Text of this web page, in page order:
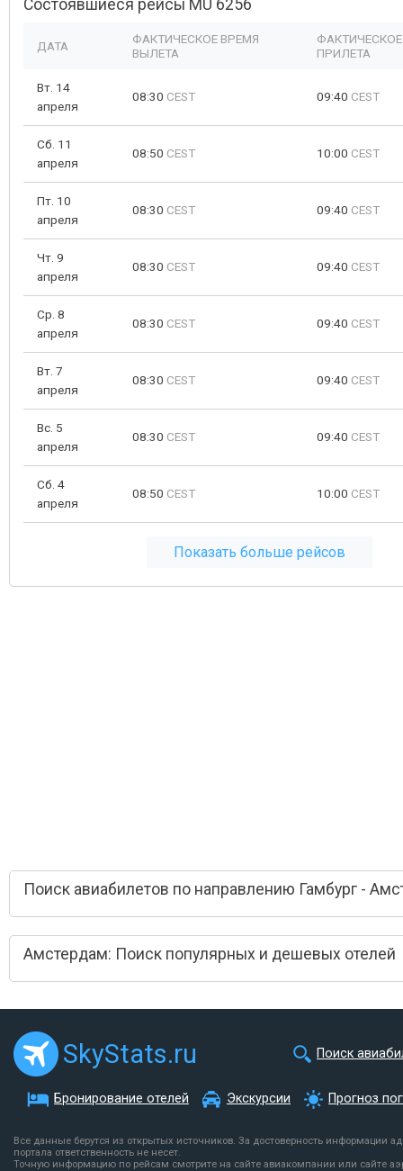
Состоявшиеся рейсы MU 6256
ДАТА
ФАКТИЧЕСКОЕ ВРЕМЯ
ВЫЛЕТА
ПРИЛЕТА
Вт. 14
апреля
08:30 CEST 09:40 CEST
Сб. 11
апреля
08:50 CEST 10:00 CEST
Пт. 10
апреля
08:30 CEST 09:40 CEST
Чт. 9
апреля
08:30 CEST 09:40 CEST
Ср. 8
апреля
08:30 CEST 09:40 CEST
Вт. 7
апреля
08:30 CEST 09:40 CEST
Вс. 5
апреля
08:30 CEST 09:40 CEST
Сб. 4
апреля
08:50 CEST 10:00 CEST
Показать больше рейсов
Поиск авиабилетов по направлению Гамбург -
Амстердам: Поиск популярных и дешевых отелей
SkyStats.ru Поиск
Бронирование отелей Экскурсии Прогноз
Все данные берутся из открытых источников. За достоверность информации
портала ответственность не несет.
Точную информацию по рейсам смотрите на сайте авиакомпании или сайте